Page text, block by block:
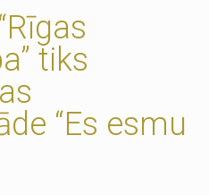
tiks
“Es esmu